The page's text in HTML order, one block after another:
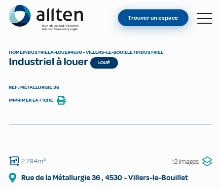
Allten
TROUVER UN ESPACE
CONTACT
Trouver un espace
HOMEINDUSTRIELA-LOUER4530 - VILLERS-LE-BOUILLETINDUSTRIEL
Industriel à louer LOUÉ
REF: MÉTALLURGIE 36
IMPRIMER LA FICHE
2.794m² 12 images
Rue de la Métallurgie36, 4530 -Villers-le-Bouillet